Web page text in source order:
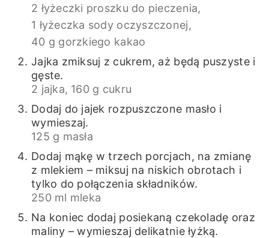
2 łyżeczki proszku do pieczenia,
1 łyżeczka sody oczyszczonej,
40 g gorzkiego kakao
Jajka zmiksuj z cukrem, aż będą puszyste i
gęste.
2 jajka, 160 g cukru
Dodaj do jajek rozpuszczone masło i
wymieszaj.
125 g masła
Dodaj mąkę w trzech porcjach, na zmianę
z mlekiem – miksuj na niskich obrotach i
tylko do połączenia składników.
250 ml mleka
Na koniec dodaj posiekaną czekoladę oraz
maliny – wymieszaj delikatnie łyżką.